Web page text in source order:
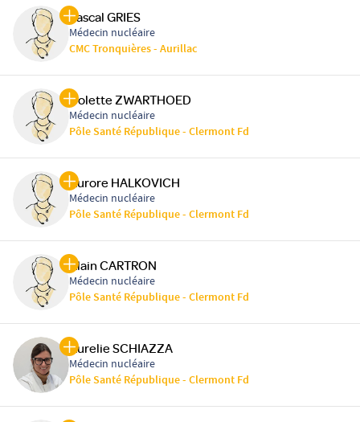
Pascal GRIES
Médecin nucléaire
CMC Tronquières - Aurillac
Colette ZWARTHOED
Médecin nucléaire
Pôle Santé République - Clermont Fd
Aurore HALKOVICH
Médecin nucléaire
Pôle Santé République - Clermont Fd
Alain CARTRON
Médecin nucléaire
Pôle Santé République - Clermont Fd
Aurelie SCHIAZZA
Médecin nucléaire
Pôle Santé République - Clermont Fd